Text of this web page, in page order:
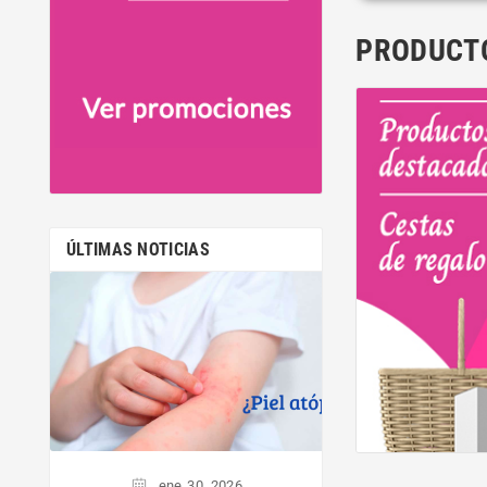
ÚLTIMAS NOTICIAS
El Secreto De
Completo
<p>Dormir bien
es una
<p>Un buen
fortalece el